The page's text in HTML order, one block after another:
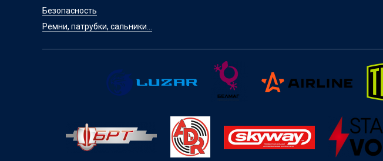
Безопасность
Ремни, патрубки, сальники...